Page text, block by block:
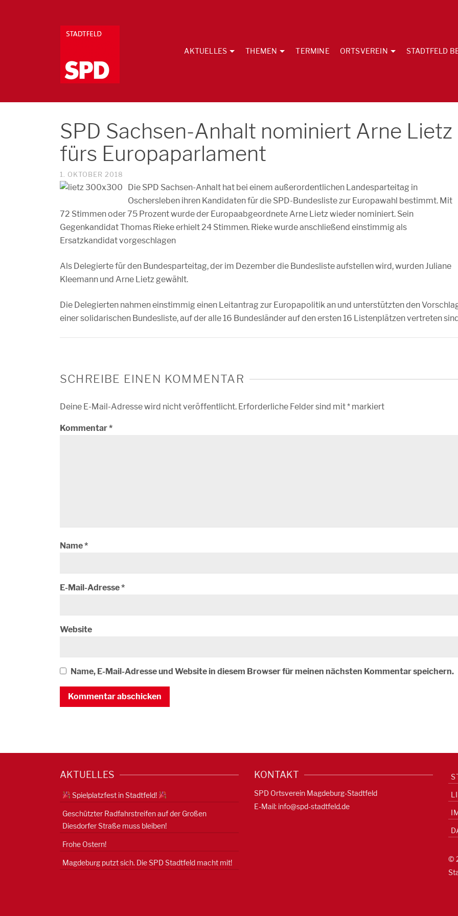
AKTUELLES THEMEN TERMINE ORTSVEREIN STADTFELD
SPD Sachsen-Anhalt nominiert Arne Lietz
fürs Europaparlament
1. OKTOBER 2018
Die SPD Sachsen-Anhalt hat bei einem außerordentlichen Landesparteitag in
Oschersleben ihren Kandidaten für die SPD-Bundesliste zur Europawahl bestimmt. Mit
72 Stimmen oder 75 Prozent wurde der Europaabgeordnete Arne Lietz wieder nominiert. Sein
Gegenkandidat Thomas Rieke erhielt 24 Stimmen. Rieke wurde anschließend einstimmig als
Ersatzkandidat vorgeschlagen
Als Delegierte für den Bundesparteitag, der im Dezember die Bundesliste aufstellen wird, wurden Juliane
Kleemann und Arne Lietz gewählt.
Die Delegierten nahmen einstimmig einen Leitantrag zur Europapolitik an und unterstützten den
einer solidarischen Bundesliste, auf der alle 16 Bundesländer auf den ersten 16 Listenplätzen vertreten
SCHREIBE EINEN KOMMENTAR
Deine E-Mail-Adresse wird nicht veröffentlicht. Erforderliche Felder sind mit* markiert
Kommentar*
Name*
E-Mail-Adresse*
Website
Name, E-Mail-Adresse und Website in diesem Browser für meinen nächsten Kommentar speichern.
AKTUELLES
Spielplatzfest in Stadtfeld!
Geschützter Radfahrstreifen auf der Großen
Diesdorfer Straße muss bleiben!
Frohe Ostern!
Magdeburg putzt sich. Die SPD Stadtfeld macht mit!
KONTAKT
SPD Ortsverein Magdeburg-Stadtfeld
E-Mail: info@spd-stadtfeld.de
©